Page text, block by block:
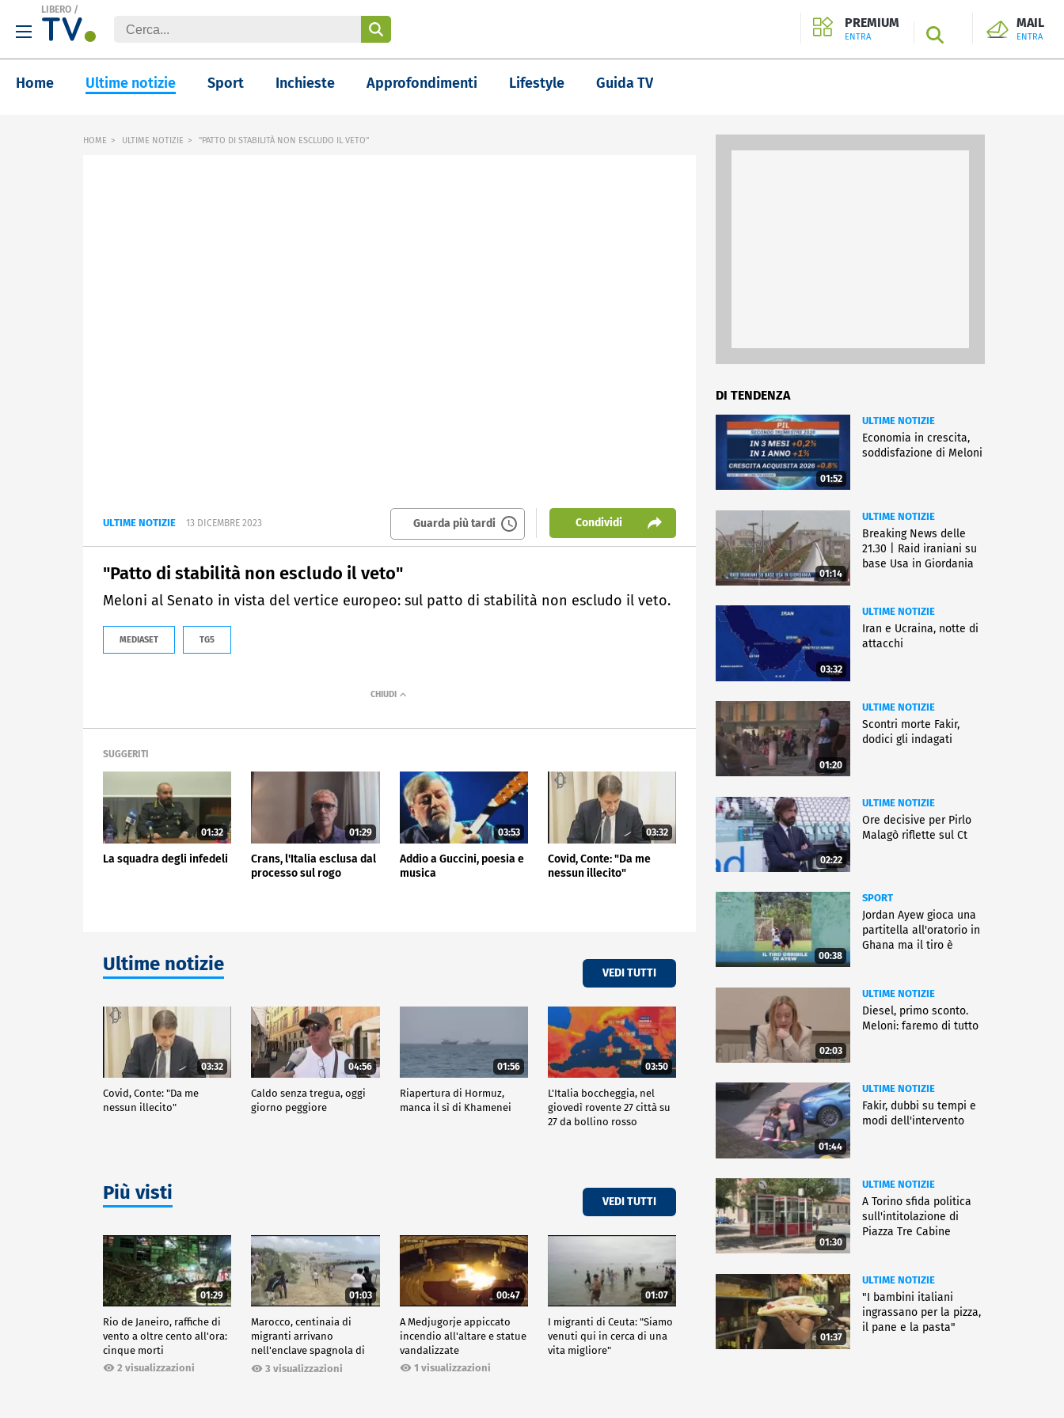
LIBERO /
PREMIUM
ENTRA SEARCH
MAIL
ENTRA
Home Ultime notizie Sport Inchieste Approfondimenti Lifestyle Guida TV
HOME ULTIME NOTIZIE "PATTO DI STABILITÀ NON ESCLUDO IL VETO"
ULTIME NOTIZIE 13 DICEMBRE 2023 Guarda più tardi Condividi
"Patto di stabilità non escludo il veto"
Meloni al Senato in vista del vertice europeo: sul patto di stabilità non escludo il veto.
MEDIASET TG5
SUGGERITI
01:32
La squadra degli infedeli
01:29
Crans, l'Italia esclusa dal
processo sul rogo
03:53
Addio a Guccini, poesia e
musica
03:32
Covid, Conte: "Da me
nessun illecito"
Ultime notizie VEDI TUTTI
03:32
Covid, Conte: "Da me
nessun illecito"
04:56
Caldo senza tregua, oggi
giorno peggiore
01:56
Riapertura di Hormuz,
manca il sì di Khamenei
03:50
L'Italia boccheggia, nel
giovedì rovente 27 città su
27 da bollino rosso
Più visti VEDI TUTTI
01:29
Rio de Janeiro, raffiche di
vento a oltre cento all'ora:
cinque morti
2 visualizzazioni
01:03
Marocco, centinaia di
migranti arrivano
nell'enclave spagnola di
Ceuta3 visualizzazioni
00:47
A Medjugorje appiccato
incendio all'altare e statue
vandalizzate
1 visualizzazioni
01:07
I migranti di Ceuta: "Siamo
venuti qui in cerca di una
vita migliore"
DI TENDENZA
01:52
ULTIME NOTIZIE
Economia in crescita,
soddisfazione di Meloni
01:14
ULTIME NOTIZIE
Breaking News delle
21.30 | Raid iraniani su
base Usa in Giordania
03:32
ULTIME NOTIZIE
Iran e Ucraina, notte di
attacchi
01:20
ULTIME NOTIZIE
Scontri morte Fakir,
dodici gli indagati
02:22
ULTIME NOTIZIE
Ore decisive per Pirlo
Malagò riflette sul Ct
00:38
SPORT
Jordan Ayew gioca una
partitella all'oratorio in
Ghana ma il tiro è
02:03
ULTIME NOTIZIE
Diesel, primo sconto.
Meloni: faremo di tutto
01:44
ULTIME NOTIZIE
Fakir, dubbi su tempi e
modi dell'intervento
01:30
ULTIME NOTIZIE
A Torino sfida politica
sull'intitolazione di
Piazza Tre Cabine
01:37
ULTIME NOTIZIE
"I bambini italiani
ingrassano per la pizza,
il pane e la pasta"